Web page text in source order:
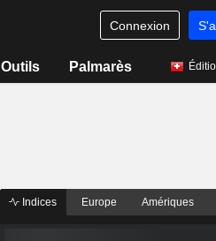
Connexion
Outils Palmarès
Indices Europe Amériques